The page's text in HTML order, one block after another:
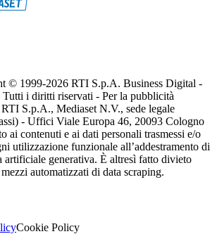
© 1999-2026 RTI S.p.A. Business Digital -
Tutti i diritti riservati - Per la pubblicità
S.p.A., Mediaset N.V., sede legale
- Uffici Viale Europa 46, 20093 Cologno
ai contenuti e ai dati personali trasmessi e/o
utilizzazione funzionale all’addestramento di
artificiale generativa. È altresì fatto divieto
automatizzati di data scraping.
Cookie Policy